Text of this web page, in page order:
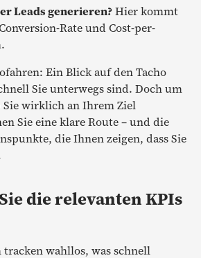
Leads generieren?Hier kommt
Rate und Cost-per-
Ein Blick auf den Tacho
Sie unterwegs sind. Doch um
wirklich an Ihrem Ziel
Sie eine klare Route – und die
die Ihnen zeigen, dass Sie
die relevanten KPIs
wahllos, was schnell